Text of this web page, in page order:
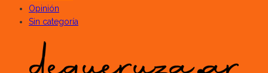
Opinión
Sin categoría